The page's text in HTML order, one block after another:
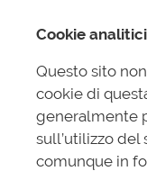
Cookie
Questo sito
cookie di
generalmente
sull’utilizzo
comunque in